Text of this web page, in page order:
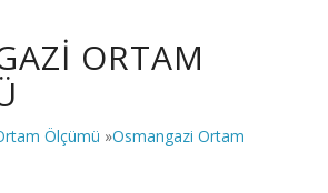
ORTAM
Ölçümü »Osmangazi Ortam